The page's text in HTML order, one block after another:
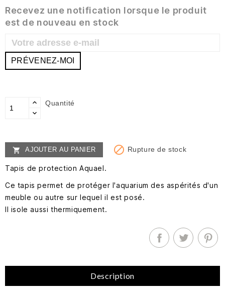
Recevez une notification lorsque le produit
est de nouveau en stock
PRÉVENEZ-MOI
Quantité
 AJOUTER AU PANIER  Rupture de stock
Tapis de protection Aquael.
Ce tapis permet de protéger l'aquarium des aspérités d'un
meuble ou autre sur lequel il est posé.
Il isole aussi thermiquement.
Description